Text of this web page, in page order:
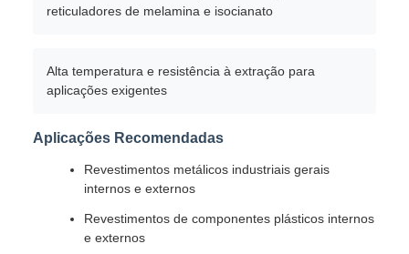
reticuladores de melamina e isocianato
Alta temperatura e resistência à extração para
aplicações exigentes
Aplicações Recomendadas
Revestimentos metálicos industriais gerais
internos e externos
Revestimentos de componentes plásticos internos
e externos